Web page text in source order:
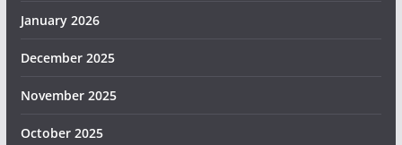
January 2026
December 2025
November 2025
October 2025